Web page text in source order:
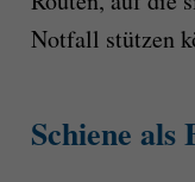
Notfall stützen
Schiene als